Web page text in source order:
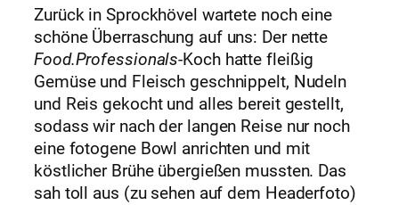
Zurück in Sprockhövel wartete noch eine
schöne Überraschung auf uns: Der nette
Food.Professionals-Koch hatte fleißig
Gemüse und Fleisch geschnippelt, Nudeln
und Reis gekocht und alles bereit gestellt,
sodass wir nach der langen Reise nur noch
eine fotogene Bowl anrichten und mit
köstlicher Brühe übergießen mussten. Das
sah toll aus (zu sehen auf dem Headerfoto)